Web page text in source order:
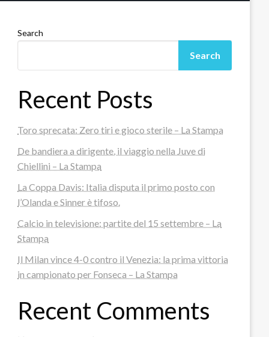
Search
Search
Recent Posts
Toro sprecata: Zero tiri e gioco sterile – La Stampa
De bandiera a dirigente, il viaggio nella Juve di
Chiellini – La Stampa
La Coppa Davis: Italia disputa il primo posto con
l’Olanda e Sinner è tifoso.
Calcio in televisione: partite del 15 settembre – La
Stampa
Il Milan vince 4-0 contro il Venezia: la prima vittoria
in campionato per Fonseca – La Stampa
Recent Comments